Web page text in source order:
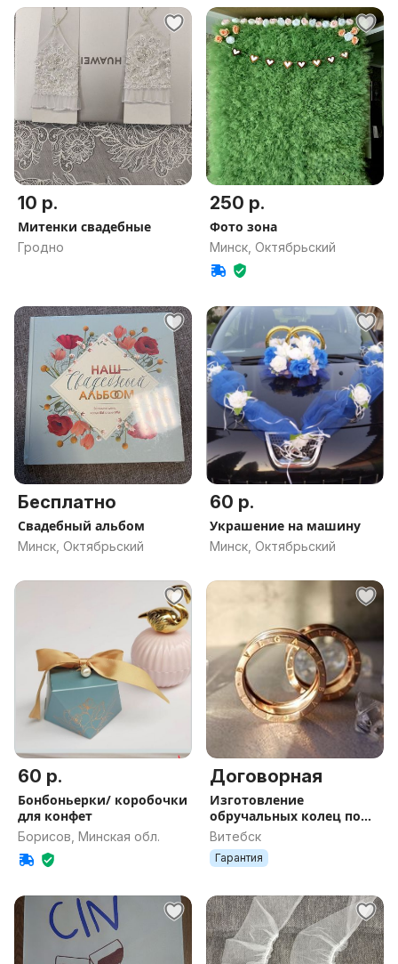
10 р.
Митенки свадебные
Гродно
250 р.
Фото зона
Минск, Октябрьский
Бесплатно
Свадебный альбом
Минск, Октябрьский
60 р.
Украшение на машину
Минск, Октябрьский
60 р.
Бонбоньерки/ коробочки
для конфет
Борисов, Минская обл.
Договорная
Изготовление
обручальных колец по
индивидуальным
заказам из золота и
серебра заказчика
Витебск
Гарантия